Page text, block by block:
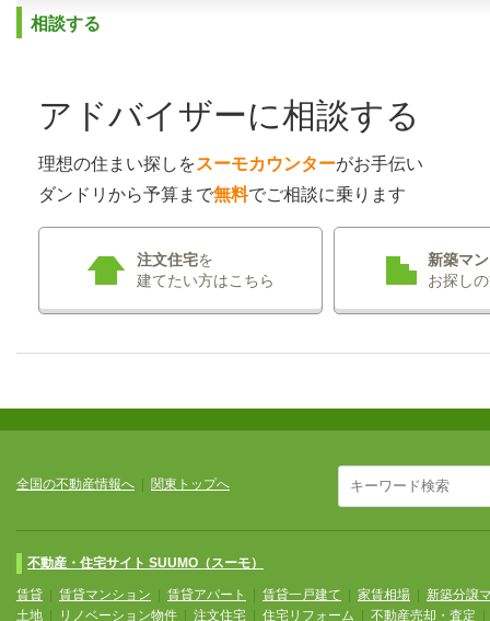
相談する
アドバイザーに相談する
理想の住まい探しをスーモカウンターがお手伝い
ダンドリから予算まで無料でご相談に乗ります
注文住宅を
建てたい方はこちら
新築マ
お探し
全国の不動産情報へ 関東トップへ
不動産・住宅サイト SUUMO（スーモ）
賃貸 賃貸マンション 賃貸アパート 賃貸一戸建て 家賃相場
新築分譲
土地
リノベーション物件 注文住宅 住宅リフォーム 不動産売却・査定